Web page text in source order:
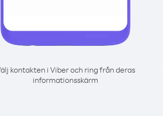
kontakten i Viber och ring från deras
informationsskärm